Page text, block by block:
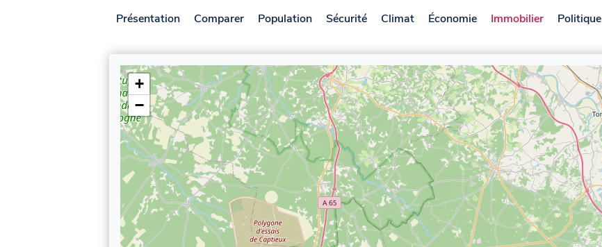
Présentation Comparer Population Sécurité Climat Économie Immobilier Politique
+
−